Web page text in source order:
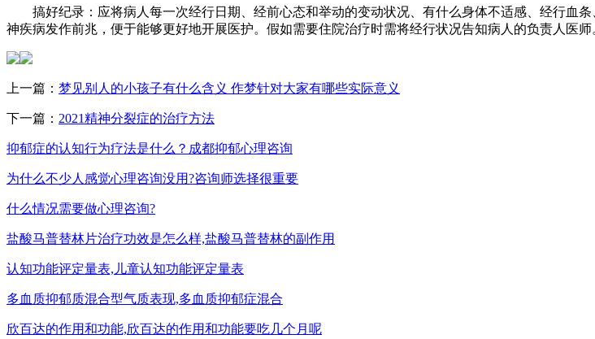
搞好纪录：应将病人每一次经行日期、经前心态和举动的变动状况、有什么身体不适感、经行血
神疾病发作前兆，便于能够更好地开展医护。假如需要住院治疗时需将经行状况告知病人的负责人医师
上一篇： 梦见别人的小孩子有什么含义 作梦针对大家有哪些实际意义
下一篇： 2021精神分裂症的治疗方法
抑郁症的认知行为疗法是什么？成都抑郁心理咨询
为什么不少人感觉心理咨询没用?咨询师选择很重要
什么情况需要做心理咨询?
盐酸马普替林片治疗功效是怎么样,盐酸马普替林的副作用
认知功能评定量表,儿童认知功能评定量表
多血质抑郁质混合型气质表现,多血质抑郁症混合
欣百达的作用和功能,欣百达的作用和功能要吃几个月呢